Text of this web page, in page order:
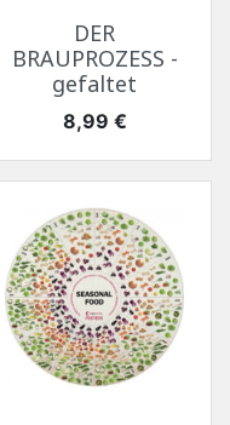
DER
BRAUPROZESS -
gefaltet
Preis
8,99 €